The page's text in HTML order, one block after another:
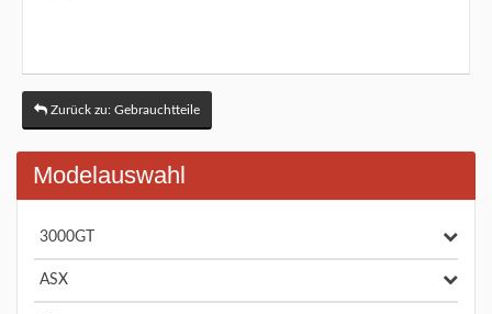
Zurück zu: Gebrauchtteile
Modelauswahl
3000GT
ASX